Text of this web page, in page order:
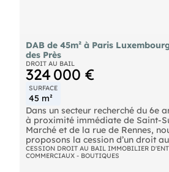
DAB de 45m² à Paris
des Près
DROIT AU BAIL
324 000 €
SURFACE
45 m²
Dans un secteur recherché du 6e
à proximité immédiate de Saint-
Marché et de la rue de Rennes,
proposons la cession d’un droit
une rue commerçante élégante,
piéton. Ce local commercial
CESSION DROIT AU BAIL IMMOBILIER
COMMERCIAUX - BOUTIQUES